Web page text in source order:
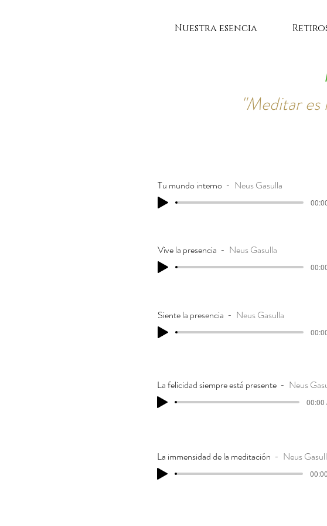
"Meditar
Tu mundo interno Neus Gasulla
Vive la presencia Neus Gasulla
Siente la presencia Neus Gasulla
La felicidad siempre está presente Neus
00:00
La immensidad de la meditación Neus
Nuestra esencia